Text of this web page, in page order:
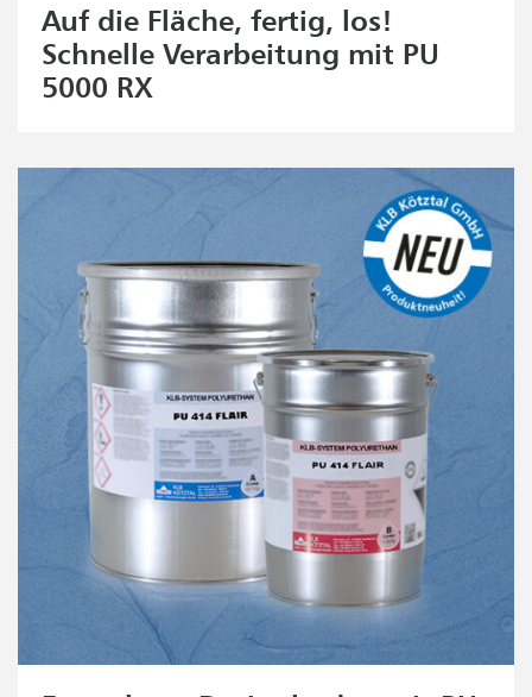
Auf die Fläche, fertig, los!
Schnelle Verarbeitung mit PU
5000 RX